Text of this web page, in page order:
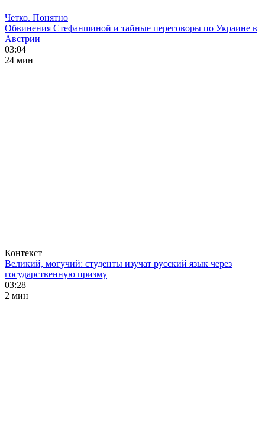
Четко. Понятно
Обвинения Стефаншиной и тайные переговоры по Украине в
Австрии
03:04
24 мин
Контекст
Великий, могучий: студенты изучат русский язык через
государственную призму
03:28
2 мин